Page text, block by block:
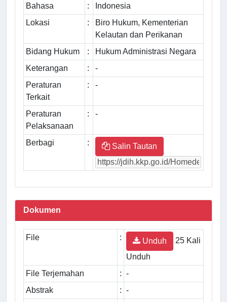
Bahasa :
Indonesia
Lokasi
:
Biro Hukum, Kementerian
Kelautan dan Perikanan
Bidang Hukum
:
Hukum Administrasi Negara
Keterangan
:
-
Peraturan
Terkait
: -
Peraturan
Pelaksanaan
: -
Berbagi : Salin Tautan
Dokumen
File : Unduh
25 Kali
Unduh
File Terjemahan
: -
Abstrak
: -